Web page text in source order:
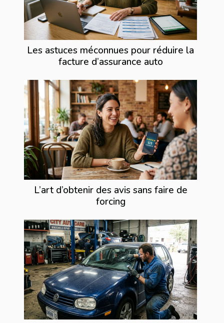
Les astuces méconnues pour réduire la
facture d’assurance auto
L’art d’obtenir des avis sans faire de
forcing